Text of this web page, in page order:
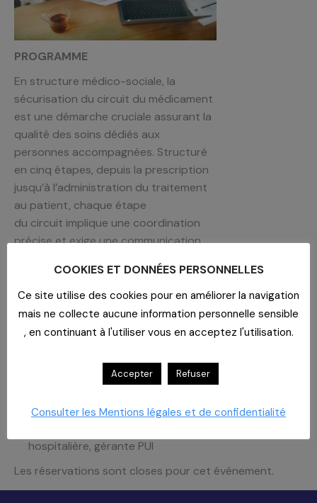
PROGRAMME
En structure médico-sociale, la
sécurisation du circuit du médicament
est une démarche cruciale assurant la
qualité des soins dédiés aux
personnes accompagnées. Structuré
en cinq étapes, depuis la prescription
jusqu’à l’administration du traitement
au patient, chaque étape
du circuit implique une coordination
précise et exige une communication
santé pour prévenir les erreurs.
La sécurisation du circuit du
médicament est un critère impératif
du nouveau dispositif d’évaluation HAS
hospitalière, gérante PUI
Les réservations sont closes pour cet événement.
COOKIES ET DONNÉES PERSONNELLES
Ce site utilise des cookies pour en améliorer la navigation
mais ne collecte aucune information personnelle sensible
, en continuant à l'utiliser vous en acceptez l'utilisation.
Accepter Refuser
Consulter les Mentions légales et de confidentialité